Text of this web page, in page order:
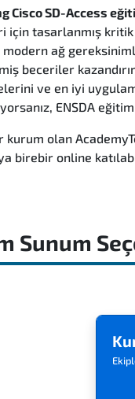
Cisco SD-Access
tasarlanmış kritik
modern ağ
beceriler
ve en iyi
ENSDA
olan
birebir online
Sunum